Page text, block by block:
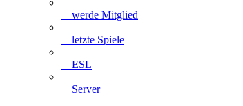
werde Mitglied
letzte Spiele
ESL
Server